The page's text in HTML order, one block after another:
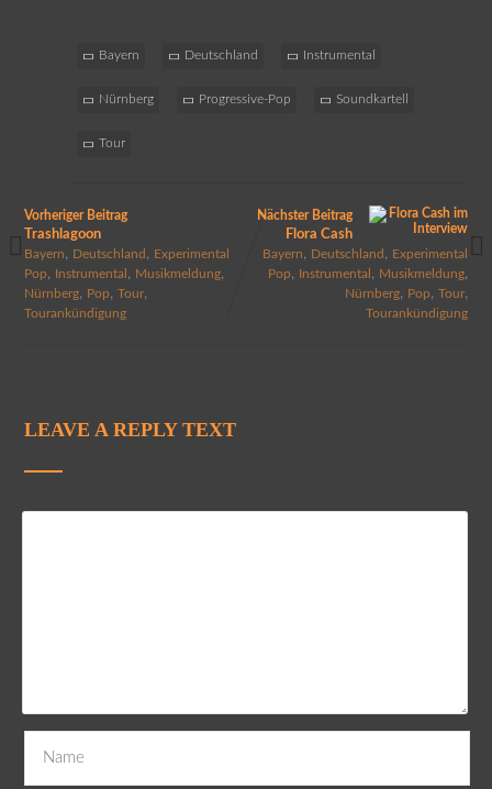
Bayern Deutschland Instrumental
Nürnberg Progressive-Pop Soundkartell
Tour
Vorheriger Beitrag
Trashlagoon
Bayern, Deutschland , Experimental
Pop, Instrumental , Musikmeldung,
Nürnberg, Pop, Tour,
Tourankündigung
Nächster Beitrag
Flora Cash
Bayern, Deutschland , Experimental
Pop, Instrumental , Musikmeldung,
Nürnberg, Pop,Tour,
Tourankündigung
LEAVE A REPLY TEXT